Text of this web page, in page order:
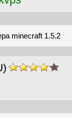
minecraft 1.5.2